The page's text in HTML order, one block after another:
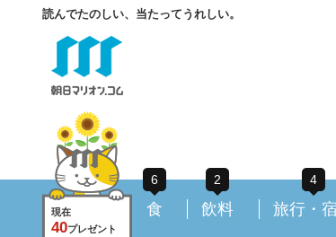
読んでたのしい、当たってうれしい。
現在
40プレゼント
6
食
2
飲料
4
旅行・